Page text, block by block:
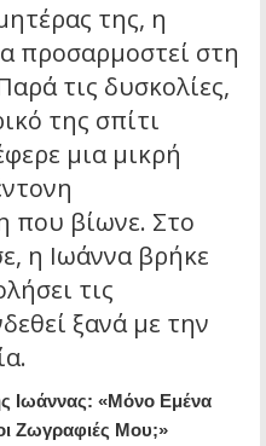
της, η
προσαρμοστεί στη
τις δυσκολίες,
της σπίτι
μια μικρή
που βίωνε. Στο
η Ιωάννα βρήκε
τις
ξανά με την
Ιωάννας: «Μόνο Εμένα
Ζωγραφιές Μου;»